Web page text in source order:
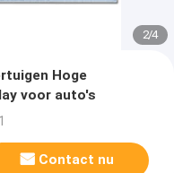
2/4
Hoge
voor auto's
Contact nu